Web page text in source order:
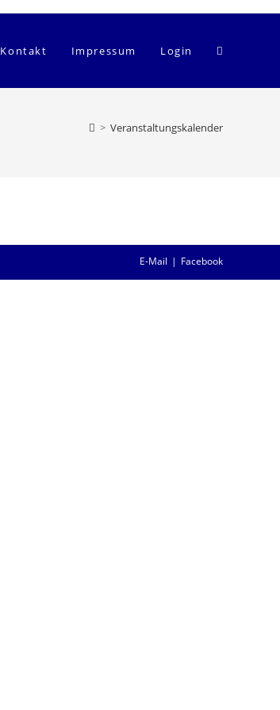
Kontakt Impressum Login Website-
> Veranstaltungskalender
E-Mail Facebook